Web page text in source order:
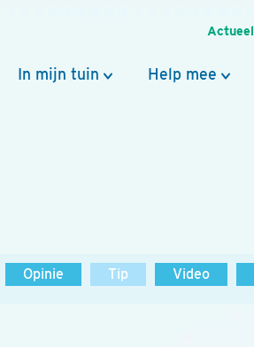
Actueel
In mijn tuin Help mee
Opinie Tip Video